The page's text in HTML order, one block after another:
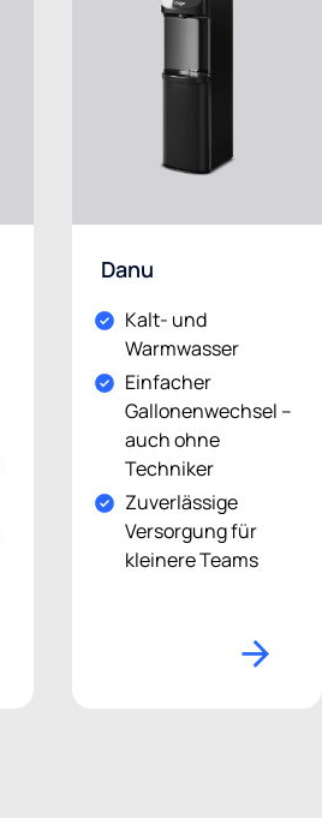
Danu
Kalt- und
Warmwasser
Einfacher
Gallonenwechsel –
auch ohne
Techniker
Zuverlässige
Versorgung für
kleinere Teams